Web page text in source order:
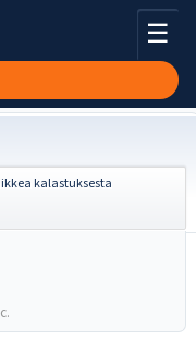
☰
kalastuksesta